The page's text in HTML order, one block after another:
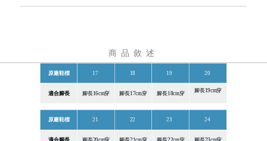
商品敘述